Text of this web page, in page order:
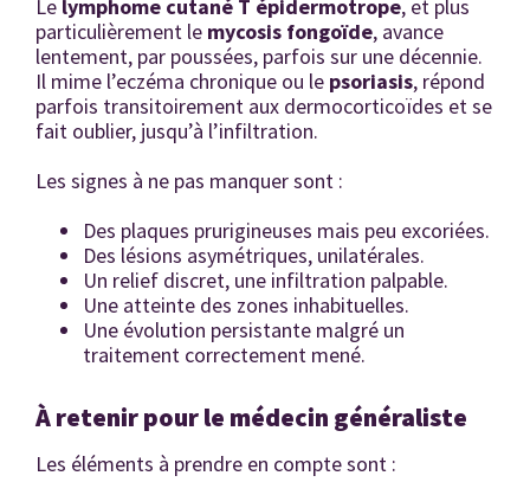
Le lymphome cutané T épidermotrope, et plus
particulièrement le mycosis fongoïde, avance
lentement, par poussées, parfois sur une décennie.
Il mime l’eczéma chronique ou le psoriasis, répond
parfois transitoirement aux dermocorticoïdes et se
fait oublier, jusqu’à l’infiltration.
Les signes à ne pas manquer sont :
Des plaques prurigineuses mais peu excoriées.
Des lésions asymétriques, unilatérales.
Un relief discret, une infiltration palpable.
Une atteinte des zones inhabituelles.
Une évolution persistante malgré un
traitement correctement mené.
À retenir pour le médecin généraliste
Les éléments à prendre en compte sont :